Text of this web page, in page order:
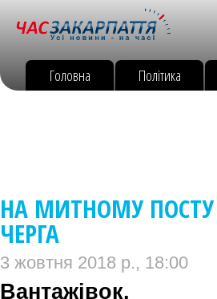
Головна Політика
НА МИТНОМУ
ЧЕРГА
3 жовтня 2018 р., 18:00
Вантажівок.